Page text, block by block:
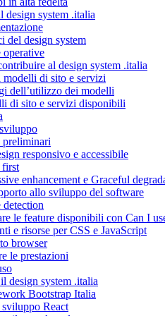
design system .italia
del design system
operative
al design system .italia
modelli di sito e servizi
dell’utilizzo dei modelli
di sito e servizi disponibili
responsivo e accessibile
first
enhancement e Graceful
allo sviluppo del software
detection
le feature disponibili con Can I
e risorse per CSS e JavaScript
browser
le prestazioni
design system .italia
Bootstrap Italia
React